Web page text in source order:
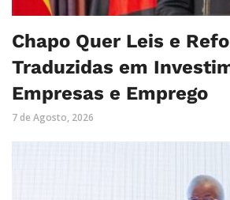
Chapo Quer Leis e
Traduzidas em
Empresas e Emprego
7 de Agosto, 2026